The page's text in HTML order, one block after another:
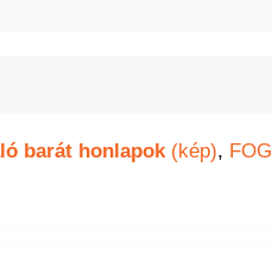
barát honlapok(kép),